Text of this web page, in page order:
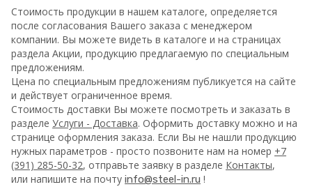
Стоимость продукции в нашем каталоге, определяется
после согласования Вашего заказа с менеджером
компании. Вы можете видеть в каталоге и на страницах
раздела Акции, продукцию предлагаемую по специальным
предложениям.
Цена по специальным предложениям публикуется на сайте
и действует ограниченное время.
Стоимость доставки Вы можете посмотреть и заказать в
разделе Услуги - Доставка. Оформить доставку можно и на
странице оформления заказа. Если Вы не нашли продукцию
нужных параметров - просто позвоните нам на номер +7
(391) 285-50-32, отправьте заявку в разделе Контакты,
или напишите на почту info@steel-in.ru !